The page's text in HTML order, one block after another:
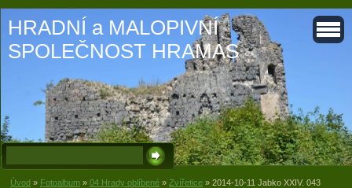
HRADNÍ a MALOPIVNÍ
SPOLEČNOST HRAMAS
Úvod » Fotoalbum » 04 Hrady oblíbené » Zvířetice » 2014-10-11 Jabko XXIV. 043